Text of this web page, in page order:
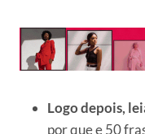
Logo depois,
por que e 50